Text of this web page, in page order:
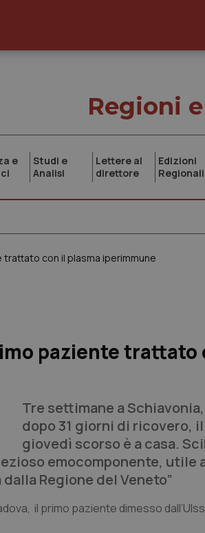
Regioni
e
Studi e
Analisi
Lettere al
direttore
Edizioni
Regionali
trattato con il plasma iperimmune
paziente trattato
Tre settimane a
dopo 31 giorni di ricovero,
giovedì scorso è a casa.
emocomponente,
Regione del Veneto”
il primo paziente dimesso